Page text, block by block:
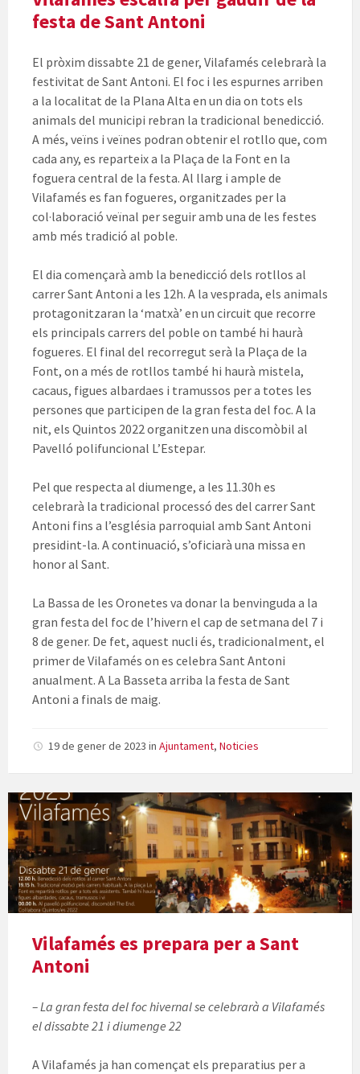
festa de Sant Antoni
El pròxim dissabte 21 de gener, Vilafamés celebrarà la
festivitat de Sant Antoni. El foc i les espurnes arriben
a la localitat de la Plana Alta en un dia on tots els
animals del municipi rebran la tradicional benedicció.
A més, veïns i veïnes podran obtenir el rotllo que, com
cada any, es reparteix a la Plaça de la Font en la
foguera central de la festa. Al llarg i ample de
Vilafamés es fan fogueres, organitzades per la
col·laboració veïnal per seguir amb una de les festes
amb més tradició al poble.
El dia començarà amb la benedicció dels rotllos al
carrer Sant Antoni a les 12h. A la vesprada, els animals
protagonitzaran la ‘matxà’ en un circuit que recorre
els principals carrers del poble on també hi haurà
fogueres. El final del recorregut serà la Plaça de la
Font, on a més de rotllos també hi haurà mistela,
cacaus, figues albardaes i tramussos per a totes les
persones que participen de la gran festa del foc. A la
nit, els Quintos 2022 organitzen una discomòbil al
Pavelló polifuncional L’Estepar.
Pel que respecta al diumenge, a les 11.30h es
celebrarà la tradicional processó des del carrer Sant
Antoni fins a l’església parroquial amb Sant Antoni
presidint-la. A continuació, s’oficiarà una missa en
honor al Sant.
La Bassa de les Oronetes va donar la benvinguda a la
gran festa del foc de l’hivern el cap de setmana del 7 i
8 de gener. De fet, aquest nucli és, tradicionalment, el
primer de Vilafamés on es celebra Sant Antoni
anualment. A La Basseta arriba la festa de Sant
Antoni a finals de maig.
19 de gener de 2023 in Ajuntament, Noticies
Vilafamés es prepara per a Sant
Antoni
– La gran festa del foc hivernal se celebrarà a Vilafamés
el dissabte 21 i diumenge 22
A Vilafamés ja han començat els preparatius per a